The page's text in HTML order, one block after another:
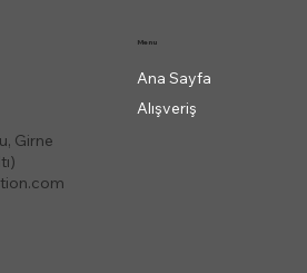
Girne
Menu
Ana Sayfa
Alışveriş